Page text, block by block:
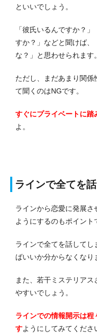
といいでしょう。
「彼氏いるんですか？
すか？」などと聞けば
な？」と思わせられます。
ただし、まだあまり関
て聞くのはNGです。
すぐにプライベートに踏
よ。
ラインで全てを
ラインから恋愛に発展
ようにするのもポイント
ラインで全てを話して
ばいいか分からなくなり
また、若干ミステリア
やすいでしょう。
ラインでの情報開示は
すようにしてみてくださ